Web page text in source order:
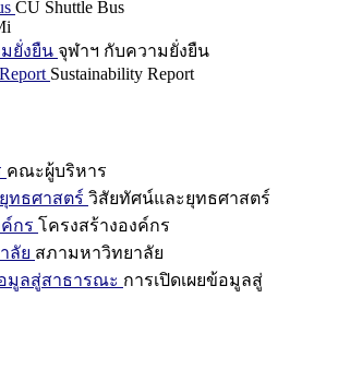
CU Shuttle Bus
ยั่งยืน จุฬาฯ กับความยั่งยืน
Sustainability Report
คณะผู้บริหาร
ทธศาสตร์ วิสัยทัศน์และยุทธศาสตร์
กร โครงสร้างองค์กร
ลัย สภามหาวิทยาลัย
มูลสู่สาธารณะ การเปิดเผยข้อมูลสู่